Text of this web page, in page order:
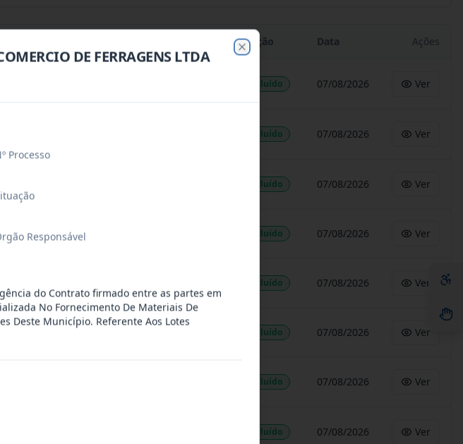
Situação Data Ações
Concluído 07/08/2026 Ver
Concluído 07/08/2026 Ver
Concluído 07/08/2026 Ver
... Concluído 07/08/2026 Ver
Concluído 07/08/2026 Ver
E IMP Concluído 07/08/2026 Ver
Concluído 07/08/2026 Ver
Concluído 07/08/2026 Ver
DE FERRAGENS LTDA
Processo
Responsável
do Contrato firmado entre as partes em
No Fornecimento De Materiais De
Deste Município. Referente Aos Lotes
Close